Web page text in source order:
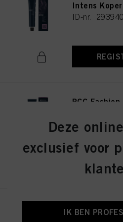
Intens
ID-nr.
PCC
ID-nr.
PCC
Blond Intens
Deze
exclusief voor
IK BEN